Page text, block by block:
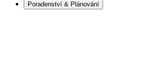
Poradenství & Plánování